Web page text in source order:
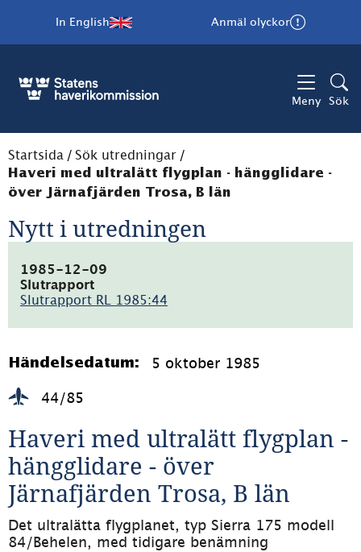
In English Anmäl olyckor
Meny Sök
Startsida / Sök utredningar /
Haveri med ultralätt flygplan - hängglidare -
över Järnafjärden Trosa, B län
Nytt i utredningen
1985-12-09
Slutrapport
Slutrapport RL 1985:44
4MB)
Händelsedatum: 5 oktober 1985
44/85
Haveri med ultralätt flygplan -
hängglidare - över
Järnafjärden Trosa, B län
Det ultralätta flygplanet, typ Sierra 175 modell
84/Behelen, med tidigare benämning